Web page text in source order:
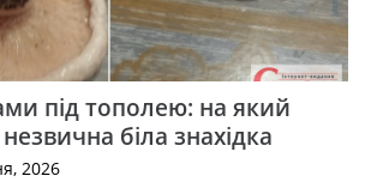
під тополею: на який
біла знахідка
2026